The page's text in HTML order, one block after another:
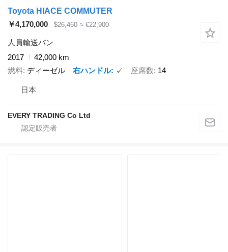
Toyota HIACE COMMUTER
￥4,170,000
$26,460 ≈ €22,900
人員輸送バン
2017
42,000 km
燃料 ディーゼル 右ハンドル ✓ 座席数 14
日本
EVERY TRADING Co Ltd